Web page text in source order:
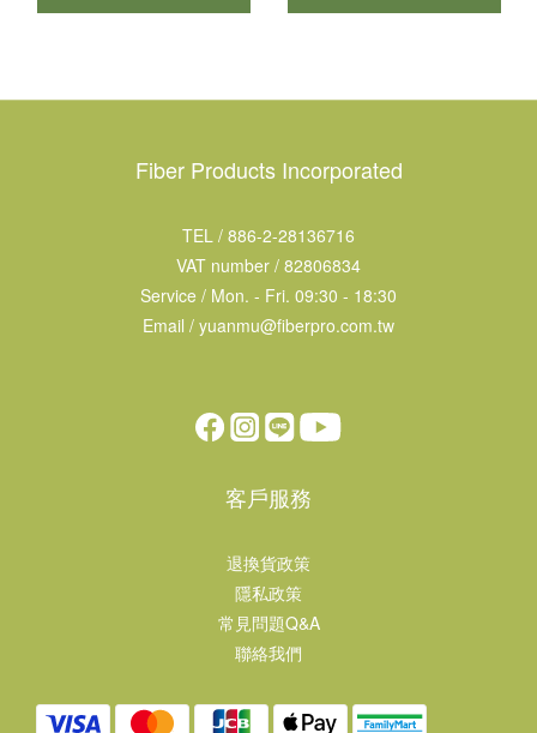
Fiber Products Incorporated
TEL / 886-2-28136716
VAT number / 82806834
Service / Mon. - Fri. 09:30 - 18:30
Email / yuanmu@fiberpro.com.tw
客戶服務
退換貨政策
隱私政策
常見問題Q&A
聯絡我們